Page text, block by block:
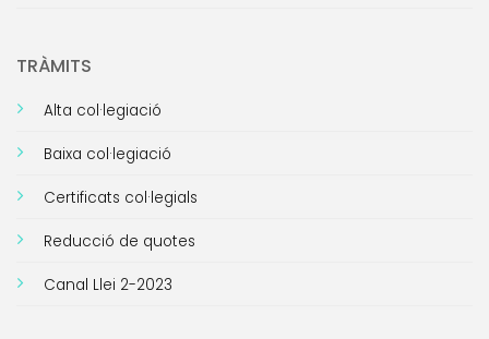
TRÀMITS
Alta col·legiació
Baixa col·legiació
Certificats col·legials
Reducció de quotes
Canal Llei 2-2023